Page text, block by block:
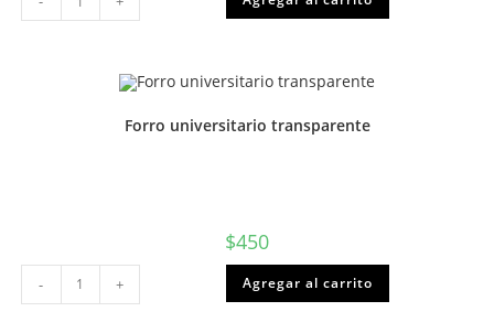
tape
cantidad
Forro universitario transparente
$450
Forro
universitario
transparente
- + Agregar al carrito